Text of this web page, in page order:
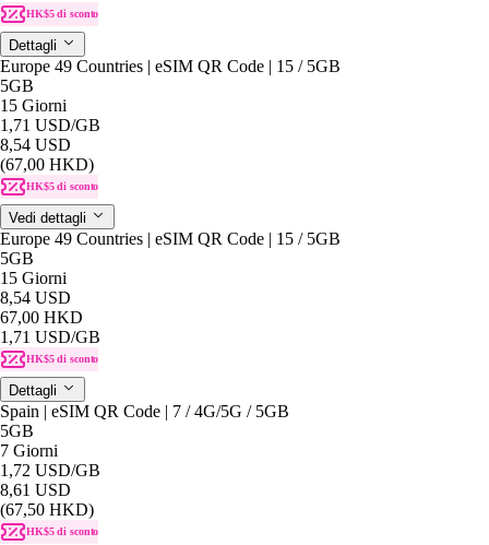
HK$5 di sconto
Dettagli
Europe 49 Countries | eSIM QR Code | 15 / 5GB
5GB
15 Giorni
1,71 USD/GB
8,54 USD
(67,00 HKD)
HK$5 di sconto
Vedi dettagli
Europe 49 Countries | eSIM QR Code | 15 / 5GB
5GB
15 Giorni
8,54 USD
67,00 HKD
1,71 USD/GB
HK$5 di sconto
Dettagli
Spain | eSIM QR Code | 7 / 4G/5G / 5GB
5GB
7 Giorni
1,72 USD/GB
8,61 USD
(67,50 HKD)
HK$5 di sconto